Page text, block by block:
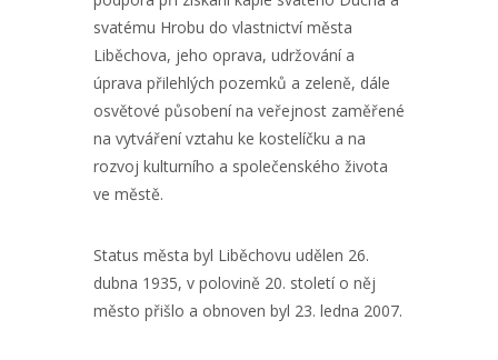
svatému Hrobu do vlastnictví města
Liběchova, jeho oprava, udržování a
úprava přilehlých pozemků a zeleně, dále
osvětové působení na veřejnost zaměřené
na vytváření vztahu ke kostelíčku a na
rozvoj kulturního a společenského života
ve městě.
Status města byl Liběchovu udělen 26.
dubna 1935, v polovině 20. století o něj
město přišlo a obnoven byl 23. ledna 2007.